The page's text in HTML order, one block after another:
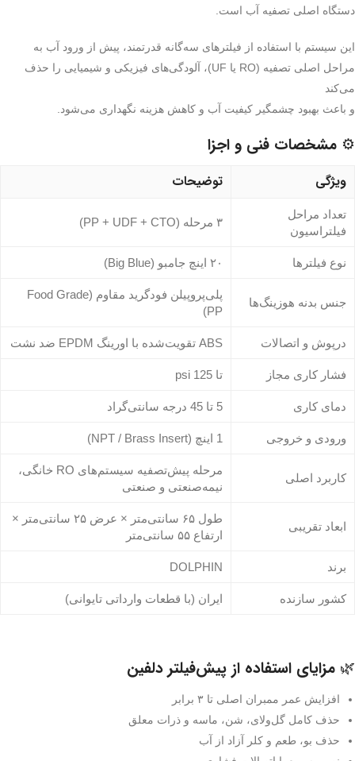
دستگاه اصلی تصفیه آب است.
این سیستم با استفاده از فیلترهای سه‌گانه قدرتمند، پیش از ورود آب به
مراحل اصلی تصفیه (RO یا UF)، آلودگی‌های فیزیکی و شیمیایی را حذف
می‌کند
و باعث بهبود چشمگیر کیفیت آب و کاهش هزینه نگهداری می‌شود.
⚙️ مشخصات فنی و اجزا
ویژگی توضیحات
تعداد مراحل
فیلتراسیون
۳ مرحله (PP + UDF + CTO)
نوع فیلترها ۲۰ اینچ جامبو (Big Blue)
جنس بدنه هوزینگ‌ها
پلی‌پروپیلن فودگرید مقاوم (Food Grade
PP)
درپوش و اتصالات ABS تقویت‌شده با اورینگ EPDM ضد نشت
فشار کاری مجاز تا 125 psi
دمای کاری 5 تا 45 درجه سانتی‌گراد
ورودی و خروجی 1 اینچ (NPT / Brass Insert)
کاربرد اصلی
مرحله پیش‌تصفیه سیستم‌های RO خانگی،
نیمه‌صنعتی و صنعتی
ابعاد تقریبی
طول ۶۵ سانتی‌متر × عرض ۲۵ سانتی‌متر ×
ارتفاع ۵۵ سانتی‌متر
برند DOLPHIN
کشور سازنده ایران (با قطعات وارداتی تایوانی)
🌿 مزایای استفاده از پیش‌فیلتر دلفین
افزایش عمر ممبران اصلی تا ۳ برابر
حذف کامل گل‌ولای، شن، ماسه و ذرات معلق
حذف بو، طعم و کلر آزاد از آب